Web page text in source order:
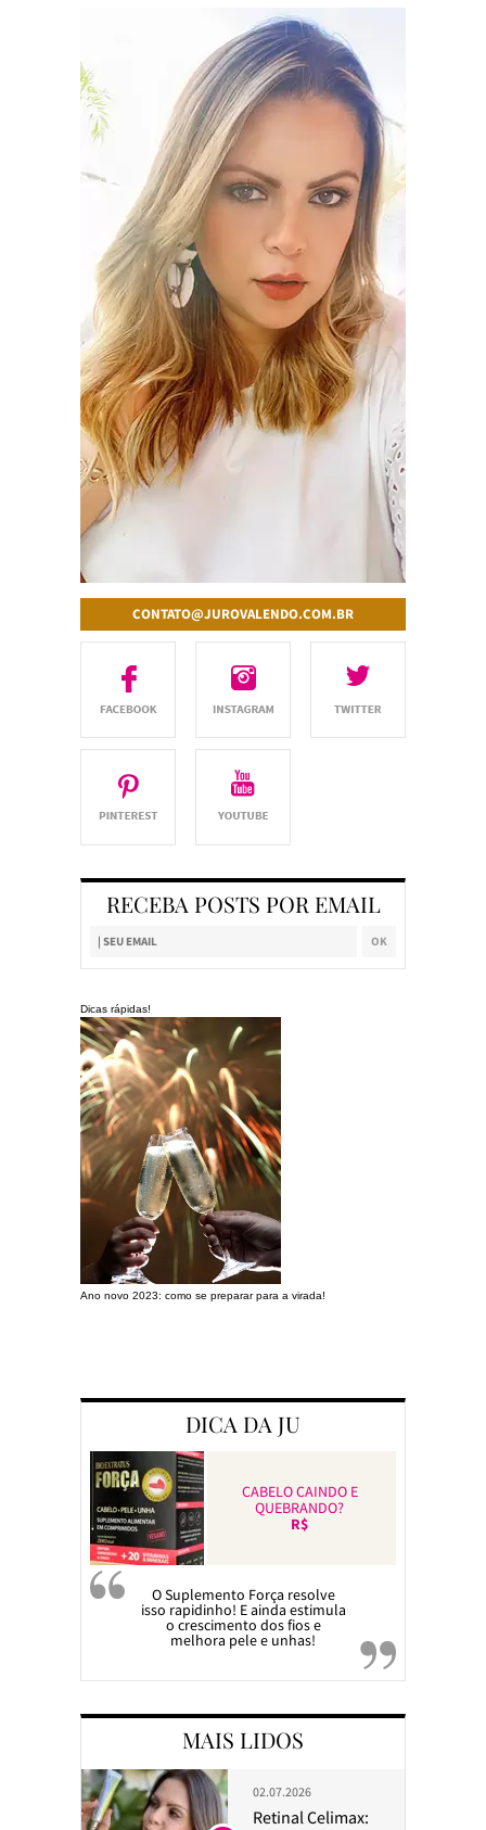
CONTATO@JUROVALENDO.COM.BR
RECEBA POSTS POR EMAIL
Dicas rápidas!
Ano novo 2023: como se preparar para a virada!
DICA DA JU
CABELO CAINDO E
QUEBRANDO?
R$
O Suplemento Força resolve
isso rapidinho! E ainda estimula
o crescimento dos fios e
melhora pele e unhas!
MAIS LIDOS
02.07.2026
Retinal Celimax: